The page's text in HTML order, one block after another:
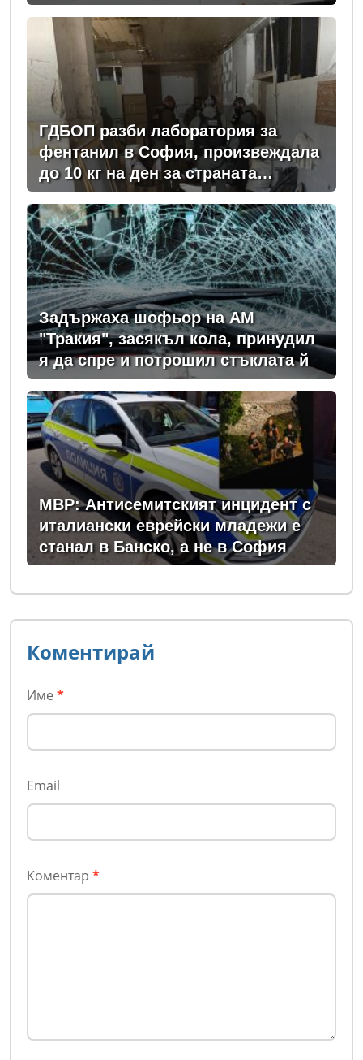
ГДБОП разби лаборатория за
фентанил в София, произвеждала
до 10 кг на ден за страната
(снимки)
Задържаха шофьор на АМ
"Тракия", засякъл кола, принудил
я да спре и потрошил стъклата й
МВР: Антисемитският инцидент с
италиански еврейски младежи е
станал в Банско, а не в София
Коментирай
Име *
Email
Коментар *